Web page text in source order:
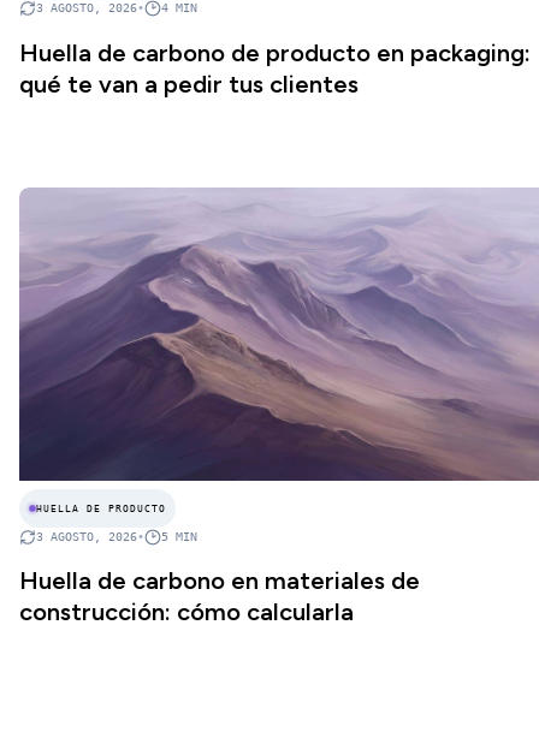
3 AGOSTO, 2026• 4 MIN
Huella de carbono de producto en packaging:
qué te van a pedir tus clientes
HUELLA DE PRODUCTO
3 AGOSTO, 2026• 5 MIN
Huella de carbono en materiales de
construcción: cómo calcularla